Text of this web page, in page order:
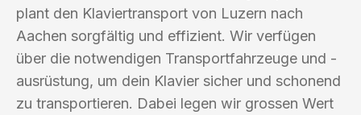
plant den Klaviertransport von Luzern nach
Aachen sorgfältig und effizient. Wir verfügen
über die notwendigen Transportfahrzeuge und -
ausrüstung, um dein Klavier sicher und schonend
zu transportieren. Dabei legen wir grossen Wert